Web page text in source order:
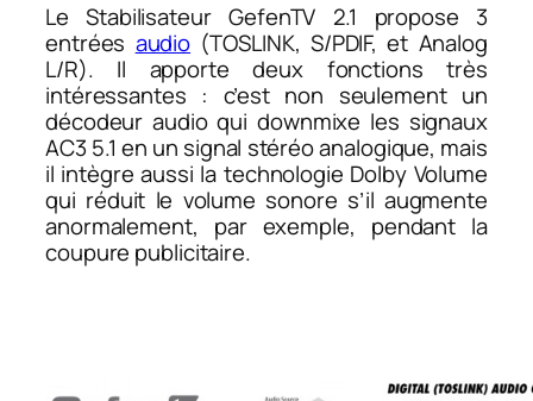
Le Stabilisateur GefenTV 2.1 propose 3
entrées audio (TOSLINK, S/PDIF, et Analog
L/R). Il apporte deux fonctions très
intéressantes : c’est non seulement un
décodeur audio qui downmixe les signaux
AC3 5.1 en un signal stéréo analogique, mais
il intègre aussi la technologie Dolby Volume
qui réduit le volume sonore s’il augmente
anormalement, par exemple, pendant la
coupure publicitaire.